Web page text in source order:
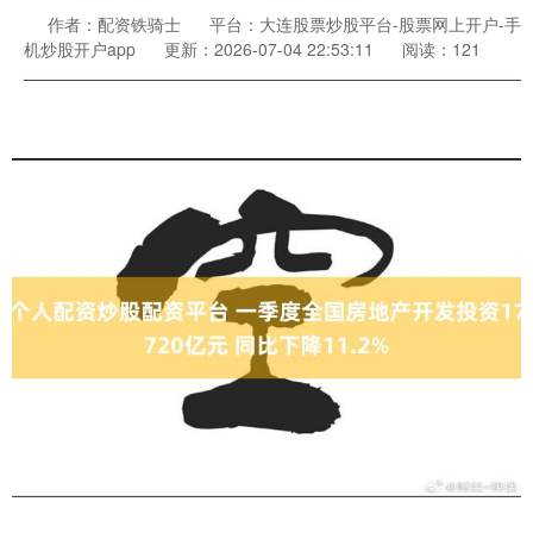
作者：配资铁骑士
平台：大连股票炒股平台-股票网上开户-手
机炒股开户app
更新：2026-07-04 22:53:11 阅读：121